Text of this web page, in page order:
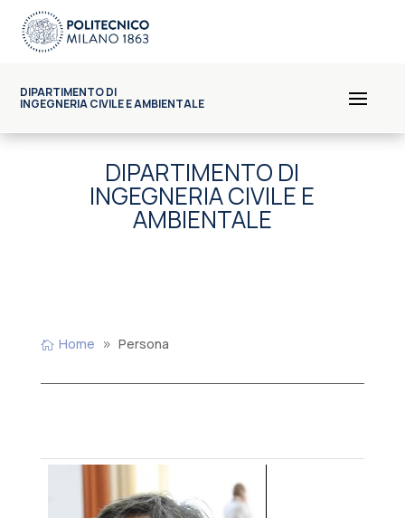
DIPARTIMENTO DI
INGEGNERIA CIVILE E AMBIENTALE
DIPARTIMENTO DI
INGEGNERIA CIVILE E
AMBIENTALE
Home Persona